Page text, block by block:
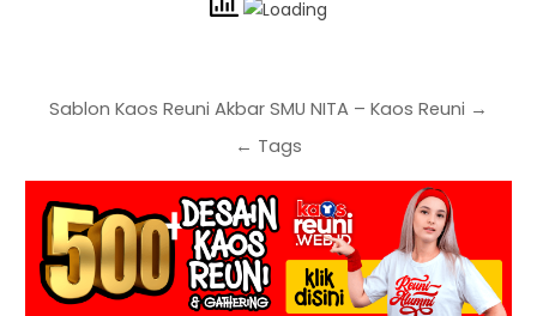
Sablon Kaos Reuni Akbar SMU NITA – Kaos Reuni →
← Tags